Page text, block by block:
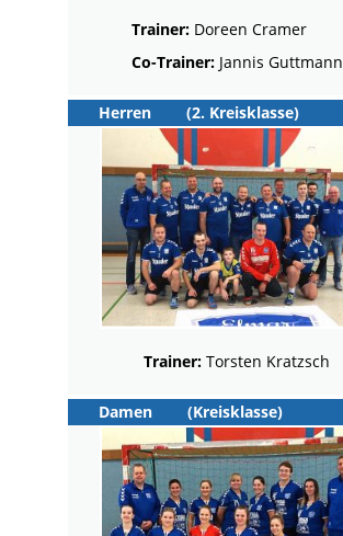
Trainer:Doreen Cramer
Co-Trainer: Jannis Guttmann
Herren (2. Kreisklasse)
Trainer: Torsten Kratzsch
Damen (Kreisklasse)